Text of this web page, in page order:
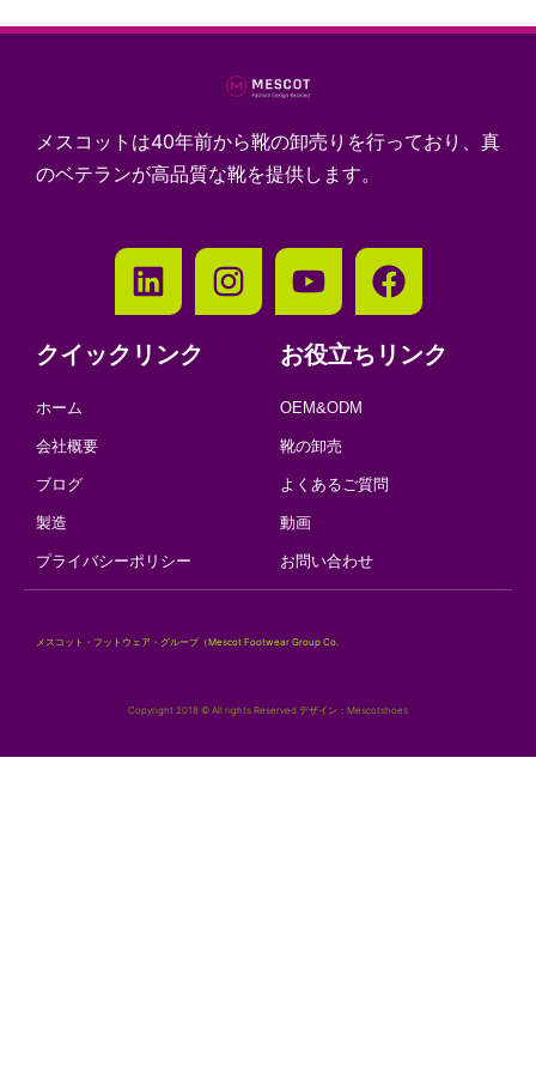
メスコットは40年前から靴の卸売りを行っており、真
のベテランが高品質な靴を提供します。
クイックリンク
ホーム
会社概要
ブログ
製造
プライバシーポリシー
お役立ちリンク
OEM&ODM
靴の卸売
よくあるご質問
動画
お問い合わせ
メスコット・フットウェア・グループ（Mescot Footwear Group Co.
Copyright 2018 © All rights Reserved.デザイン：Mescotshoes